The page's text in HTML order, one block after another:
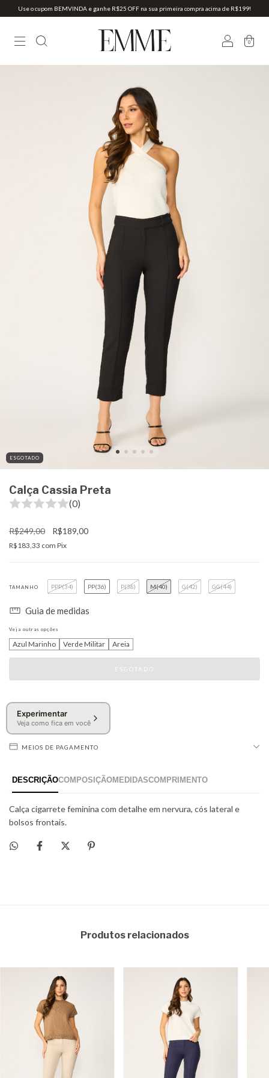
Use o cupom BEMVINDA e ganhe R$25 OFF na sua primeira compra acima de R$199!
0
ESGOTADO
Calça Cassia Preta
(0)
R$249,00 R$189,00
R$183,33 com Pix
TAMANHO PPP(34) PP(36) P(38) M(40) G(42) GG(44)
Guia de medidas
Veja outras opções
Azul Marinho Verde Militar Areia
Experimentar
Veja como fica em você
MEIOS DE PAGAMENTO
Produtos relacionados